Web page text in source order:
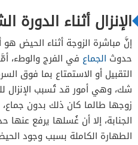
الإنزال أثناء الدورة
إنَّ مباشرة الزوجة أثناء الحيض
حدوث الجماع في الفرج والوطء،
التقبيل أو الاستمتاع بما فوق
شك، وهي أمور قد تُسبب الإنزال
زوجها طالما كان ذلك بدون
الجنابة، إلا أن غُسلها يرفع عنها
الطهارة الكاملة بسبب وجود